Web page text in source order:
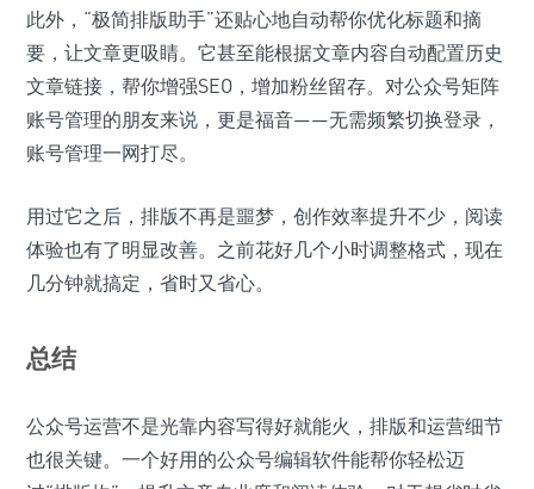
此外，“极简排版助手”还贴心地自动帮你优化标题和摘
要，让文章更吸睛。它甚至能根据文章内容自动配置历史
文章链接，帮你增强SEO，增加粉丝留存。对公众号矩阵
账号管理的朋友来说，更是福音——无需频繁切换登录，
账号管理一网打尽。
用过它之后，排版不再是噩梦，创作效率提升不少，阅读
体验也有了明显改善。之前花好几个小时调整格式，现在
几分钟就搞定，省时又省心。
总结
公众号运营不是光靠内容写得好就能火，排版和运营细节
也很关键。一个好用的公众号编辑软件能帮你轻松迈